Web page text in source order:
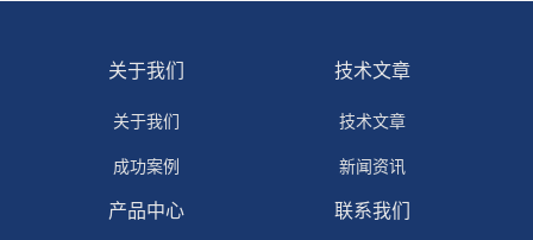
关于我们
关于我们
成功案例
技术文章
技术文章
新闻资讯
产品中心 联系我们